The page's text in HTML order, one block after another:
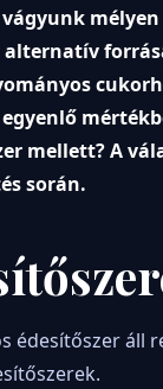
alternatív
mellett? A
során.
édesítőszer áll